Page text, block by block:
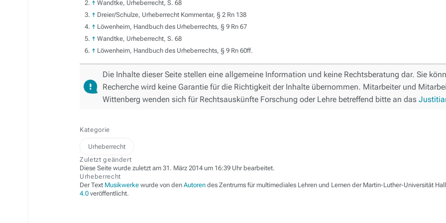
↑ Wandtke, Urheberrecht, S. 68
↑ Dreier/Schulze, Urheberrecht Kommentar, § 2 Rn 138
↑ Löwenheim, Handbuch des Urheberrechts, § 9 Rn 67
↑ Wandtke, Urheberrecht, S. 68
↑ Löwenheim, Handbuch des Urheberrechts, § 9 Rn 60ff.
Die Inhalte dieser Seite stellen eine allgemeine Information und keine Rechtsberatung dar. Sie
Recherche wird keine Garantie für die Richtigkeit der Inhalte übernommen. Mitarbeiter und
Wittenberg wenden sich für Rechtsauskünfte Forschung oder Lehre betreffend bitte an das
Kategorie
Urheberrecht
Zuletzt geändert
Diese Seite wurde zuletzt am 31. März 2014 um 16:39 Uhr bearbeitet.
Urheberrecht
Der Text Musikwerke wurde von den Autoren des Zentrums für multimediales Lehren und Lernen der Martin-Luther-Universität
4.0 veröffentlicht.